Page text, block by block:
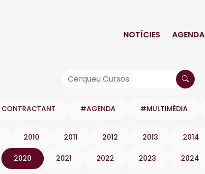
NOTÍCIES AGENDA
CONTRACTANT #AGENDA #MULTIMÈDIA
2010 2011 2012 2013 2014
2020 2021 2022 2023 2024